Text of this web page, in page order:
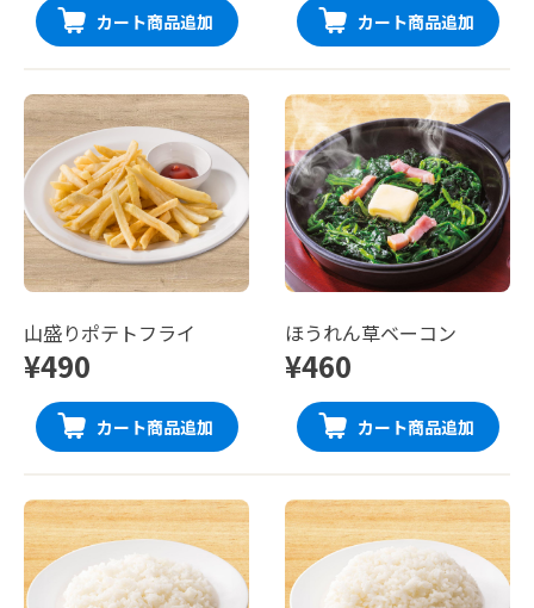
カート商品追加 カート商品追加
山盛りポテトフライ
¥490
カート商品追加
ほうれん草ベーコン
¥460
カート商品追加